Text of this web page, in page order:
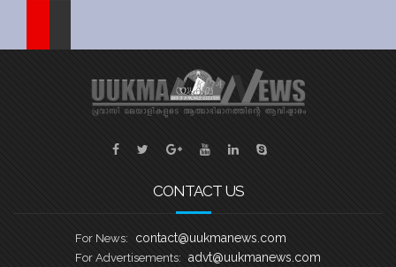
CONTACT US
For News: contact@uukmanews.com
For Advertisements: advt@uukmanews.com